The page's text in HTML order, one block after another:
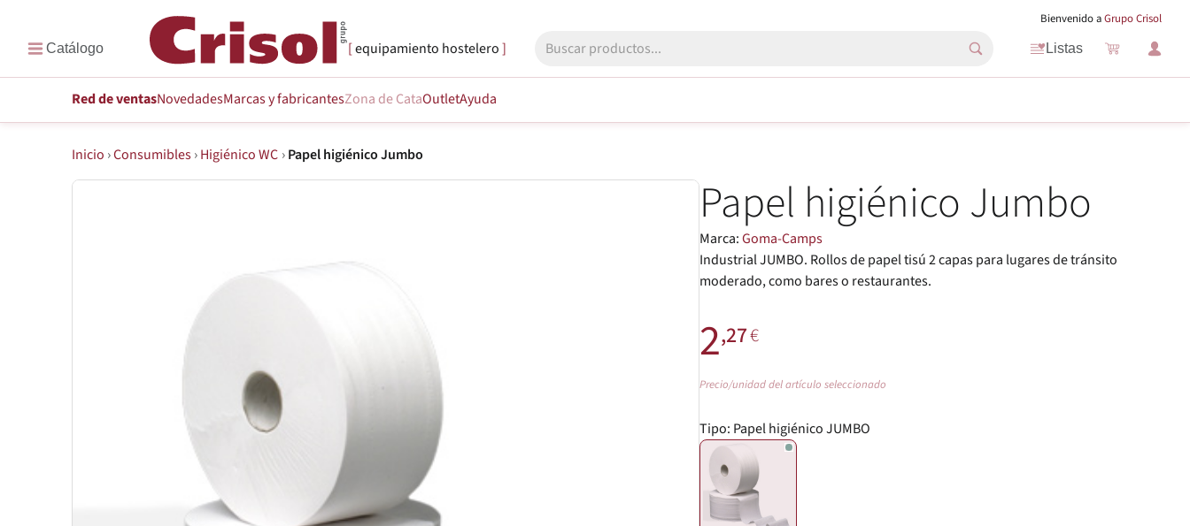
Bienvenido aGrupo Crisol
equipamiento hostelero Listas
Red de ventasNovedadesMarcasy fabricantesZona de CataOutletAyuda
Inicio ›Consumibles›Higiénico WC › Papel higiénico Jumbo
Papel higiénico Jumbo
Marca:Goma-Camps
Industrial JUMBO. Rollos de papel tisú 2 capas para lugares de tránsito
moderado, como bares o restaurantes.
2,27€
Precio/unidad del artículo seleccionado
Tipo: Papel higiénico JUMBO